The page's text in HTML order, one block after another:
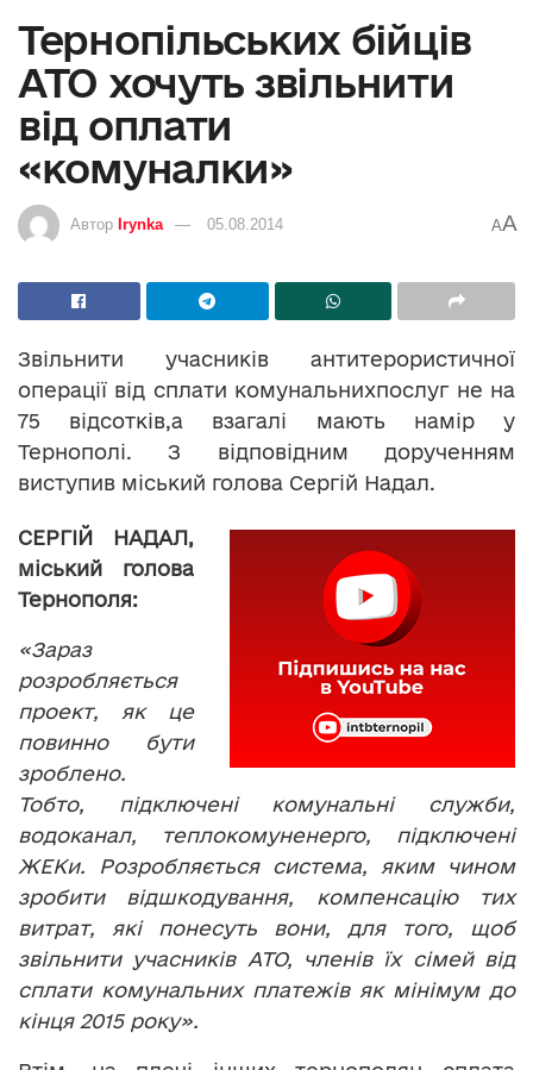
Тернопільських бійців
АТО хочуть звільнити
від оплати
«комуналки»
Автор Irynka 05.08.2014 AA
Звільнити учасників антитерористичної
операції від сплати комунальнихпослуг не на
75 відсотків,а взагалі мають намір у
Тернополі. З відповідним дорученням
виступив міський голова Сергій Надал.
СЕРГІЙ НАДАЛ,
міський голова
Тернополя:
«Зараз
розробляється
проект, як це
повинно бути
зроблено.
Тобто, підключені комунальні служби,
водоканал, теплокомуненерго, підключені
ЖЕКи. Розробляється система, яким чином
зробити відшкодування, компенсацію тих
витрат, які понесуть вони, для того, щоб
звільнити учасників АТО, членів їх сімей від
сплати комунальних платежів як мінімум до
кінця 2015 року».